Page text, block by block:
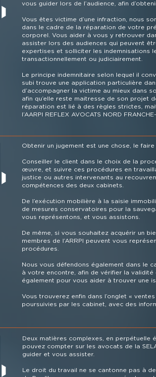
vous guider lors de l’audience, afin
Vous êtes victime d’une infraction, nous
dans le cadre de la réparation de votre
corporel. Vous aider à vous y retrouver
assister lors des audiences qui peuvent
expertises et solliciter les indemnisations
transactionnellement ou judiciairement.
Le principe indemnitaire selon lequel il
subi trouve une application particulière
d’accompagner la victime au mieux dans
afin qu’elle reste maitresse de son projet
réparation est lié à des règles strictes,
l’AARPI REFLEX AVOCATS NORD FRANCHE-
Obtenir un jugement est une chose, le
Conseiller le client dans le choix de la
œuvre, et suivre ces procédures en
justice ou autres intervenants au
compétences des deux cabinets.
De l’exécution mobilière à la saisie
de mesures conservatoires pour la
vous représentons, et vous assistons.
De même, si vous souhaitez acquérir un
membres de l’ARRPI peuvent vous
procédures.
Nous vous défendons également dans le
à votre encontre, afin de vérifier la validité
également pour vous aider à trouver une
Vous trouverez enfin dans l’onglet «
poursuivies par les cabinet, avec des
Deux matières complexes, en perpétuelle
pouvez compter sur les avocats de la
guider et vous assister.
Le droit du travail ne se cantonne pas à